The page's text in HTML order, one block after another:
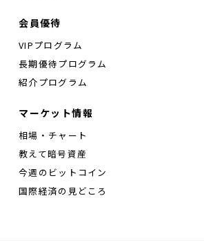
会員優待
VIPプログラム
長期優待プログラム
紹介プログラム
マーケット情報
相場・チャート
教えて暗号資産
今週のビットコイン
国際経済の見どころ